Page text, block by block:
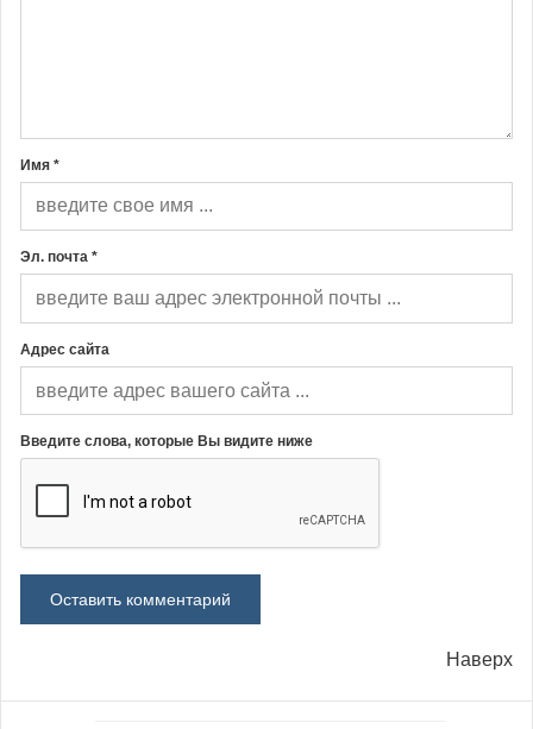
Имя *
Эл. почта *
Адрес сайта
Введите слова, которые Вы видите ниже
Наверх